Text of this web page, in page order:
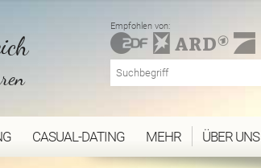
Empfohlen von:
CASUAL-DATING MEHR ÜBER UNS